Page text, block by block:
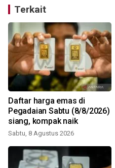
Terkait
Daftar harga emas di
Pegadaian Sabtu (8/8/2026)
siang, kompak naik
Sabtu, 8 Agustus 2026